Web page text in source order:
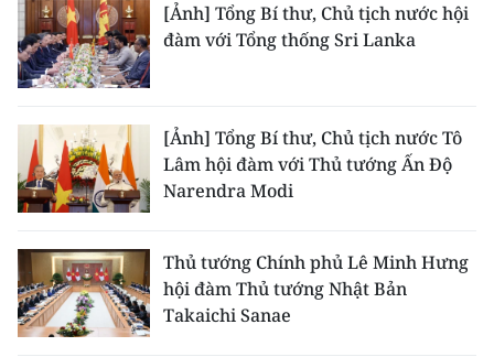
Đồng bằng sông Hồng
Bắc Trung Bộ
Duyên hải Nam Trung Bộ và Tây
Nguyên
Đông Nam Bộ
Đồng bằng sông Cửu Long
Chuyên trang Hà Nội
[Ảnh] Tổng Bí thư, Chủ tịch nước hội
đàm với Tổng thống Sri Lanka
[Ảnh] Tổng Bí thư, Chủ tịch nước Tô
Lâm hội đàm với Thủ tướng Ấn Độ
Narendra Modi
Thủ tướng Chính phủ Lê Minh Hưng
hội đàm Thủ tướng Nhật Bản
Takaichi Sanae